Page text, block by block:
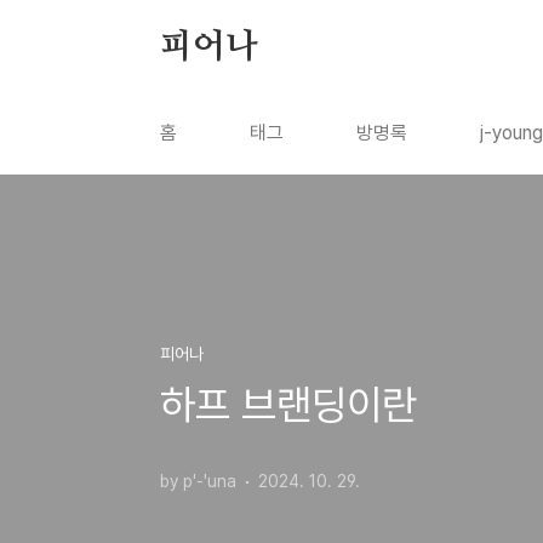
피어나
홈 태그 방명록 j-
피어나
하프 브랜딩이란
by p'-'una 2024. 10. 29.